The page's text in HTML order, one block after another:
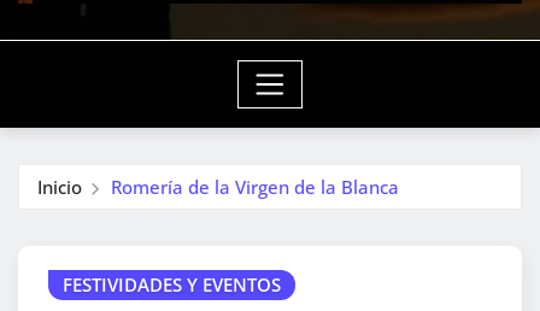
Inicio Romería de la Virgen de la Blanca
FESTIVIDADES Y EVENTOS